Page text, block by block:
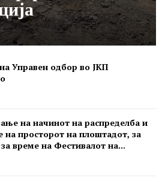
Управен одбор во ЈКП
на начинот на распределба и
на просторот на плоштадот, за
време на Фестивалот на...